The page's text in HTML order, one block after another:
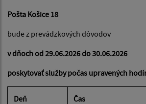
Pošta Košice 18
bude z prevádzkových dôvodov
v dňoch od 29.06.2026 do 30.06.2026
poskytovať služby počas upravených
Deň Čas